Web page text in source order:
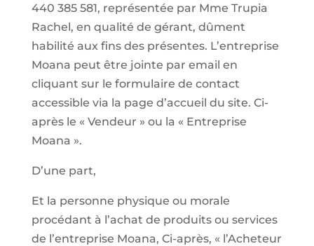
440 385 581, représentée par Mme Trupia
Rachel, en qualité de gérant, dûment
habilité aux fins des présentes. L’entreprise
Moana peut être jointe par email en
cliquant sur le formulaire de contact
accessible via la page d’accueil du site. Ci-
après le « Vendeur » ou la « Entreprise
Moana ».
D’une part,
Et la personne physique ou morale
procédant à l’achat de produits ou services
de l’entreprise Moana, Ci-après, « l’Acheteur